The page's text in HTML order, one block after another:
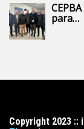
para…
Copyright 2023 ::